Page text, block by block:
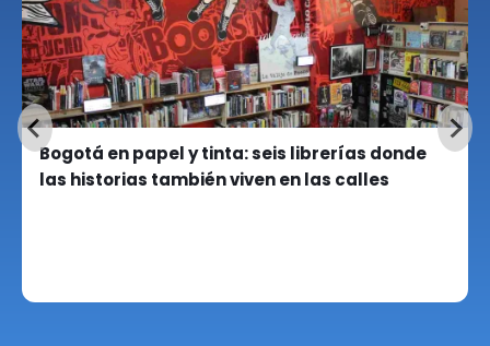
Bogotá en papel y tinta: seis librerías donde
las historias también viven en las calles